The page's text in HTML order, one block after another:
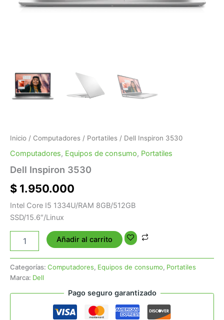
Inicio / Computadores / Portatiles / Dell Inspiron 3530
Computadores, Equipos de consumo, Portatiles
Dell Inspiron 3530
$ 1.950.000
Intel Core I5 1334U/RAM 8GB/512GB
SSD/15.6″/Linux
Añadir al carrito
Categorías: Computadores, Equipos de consumo, Portatiles
Marca: Dell
Pago seguro garantizado